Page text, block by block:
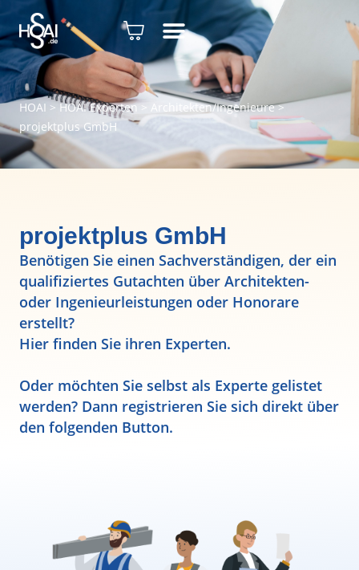
HOAI > HOAI Experten> Architekten/Ingenieure>
projektplus GmbH
projektplus GmbH
Benötigen Sie einen Sachverständigen, der ein
qualifiziertes Gutachten über Architekten-
oder Ingenieurleistungen oder Honorare
erstellt?
Hier finden Sie ihren Experten.
Oder möchten Sie selbst als Experte gelistet
werden? Dann registrieren Sie sich direkt über
den folgenden Button.